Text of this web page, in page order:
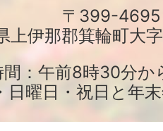
役
場
〒399-4695
上伊那郡箕輪町大
間：午前8時30分か
日曜日・祝日と年